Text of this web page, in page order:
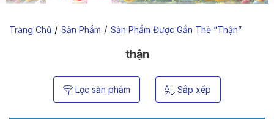
Trang Chủ / Sản Phẩm / Sản Phẩm Được Gắn Thẻ “thận”
thận
Lọc sản phẩm Sắp xếp